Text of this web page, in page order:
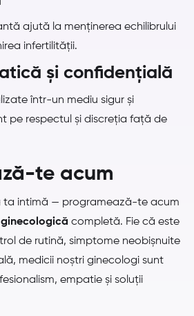
ajută la menținerea echilibrului
infertilității.
și confidențială
într-un mediu sigur și
pe respectul și discreția față de
te acum
ta intimă — programează-te acum
completă. Fie că este
de rutină, simptome neobișnuite
medicii noștri ginecologi sunt
empatie și soluții